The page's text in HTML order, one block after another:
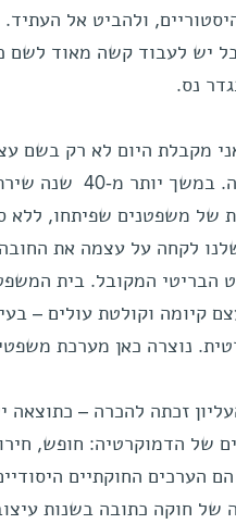
ולהביט אל
יש לעבוד קשה מאוד לשם
נס.
מקבלת היום לא רק בשם
בישראל, ותפקידה
של משפטנים שפיתחו,
לקחה על עצמה את
הבריטי המקובל. בית
קיומה וקולטת עולים –
נוצרה כאן מערכת
זכתה להכרה – כתוצאה
של הדמוקרטיה: חופש,
הערכים החוקתיים
חוקה כתובה בשנות